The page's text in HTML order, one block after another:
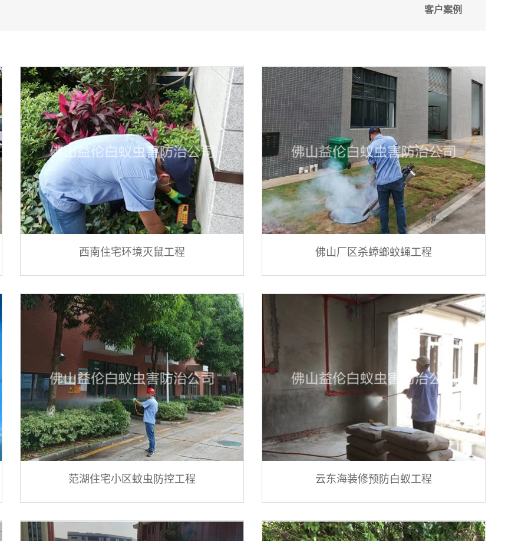
客户案例
西南住宅环境灭鼠工程 佛山厂区杀蟑螂蚊蝇工程
范湖住宅小区蚊虫防控工程 云东海装修预防白蚁工程